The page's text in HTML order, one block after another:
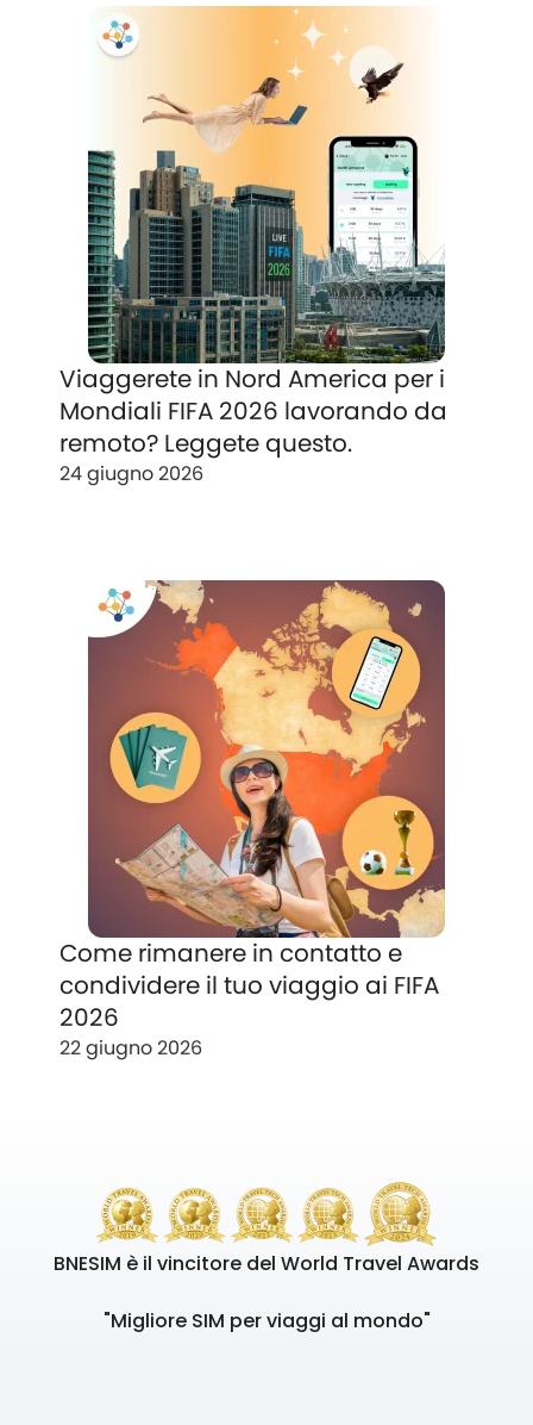
Viaggerete in Nord America per i
Mondiali FIFA 2026 lavorando da
remoto? Leggete questo.
24 giugno 2026
Come rimanere in contatto e
condividere il tuo viaggio ai FIFA
2026
22 giugno 2026
BNESIM è il vincitore del World Travel Awards
"Migliore SIM per viaggi al mondo"